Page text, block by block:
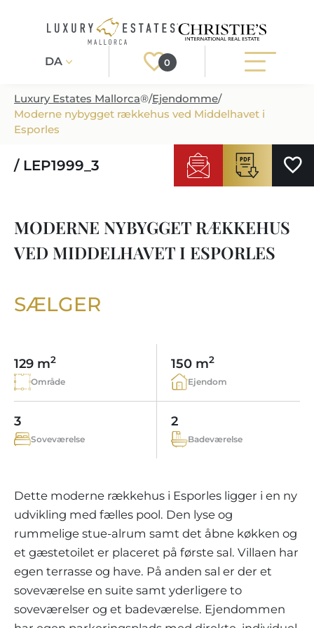
DA 0
Registrér Login
EJENDOMME
PROJEKTUDVIKLING PÅ MALLORCA
NYBYGGEDE VILLAER
LEJLIGHEDSKOMPLEKSER
SERVICE
LIVE VIDEO TOUR
SKATTER OG EKSTRAOMKOSTNINGER
ENERGICERTIFIKAT
EJENDOMSMAEGLER-I-PORT-ANDRATX
VORES TEAM
KUNDEUDTALELSER
UAFHÆNGIG EJENDOMSMÆGLER
EJENDOMSREGIONER
REGION SANTA PONSA
REGION PORTALS
MALLORCA LIFESTYLE
KULINARISK MALLORCA
SHOPPING PÅ MALLORCA
FRITIDSAKTIVITETER PÅ MALLORCA
CHRISTIE'S REAL ESTATE
KONTAKT
Luxury Estates Mallorca®/Ejendomme/
Moderne nybygget rækkehus ved Middelhavet i
Esporles
/ LEP1999_3
MODERNE NYBYGGET RÆKKEHUS
VED MIDDELHAVET I ESPORLES
SÆLGER
129 m2
Område
150 m2
Ejendom
3
Soveværelse
2
Badeværelse
Dette moderne rækkehus i Esporles ligger i en ny
udvikling med fælles pool. Den lyse og
rummelige stue-alrum samt det åbne køkken og
et gæstetoilet er placeret på første sal. Villaen har
egen terrasse og have. På anden sal er der et
soveværelse en suite samt yderligere to
soveværelser og et badeværelse. Ejendommen